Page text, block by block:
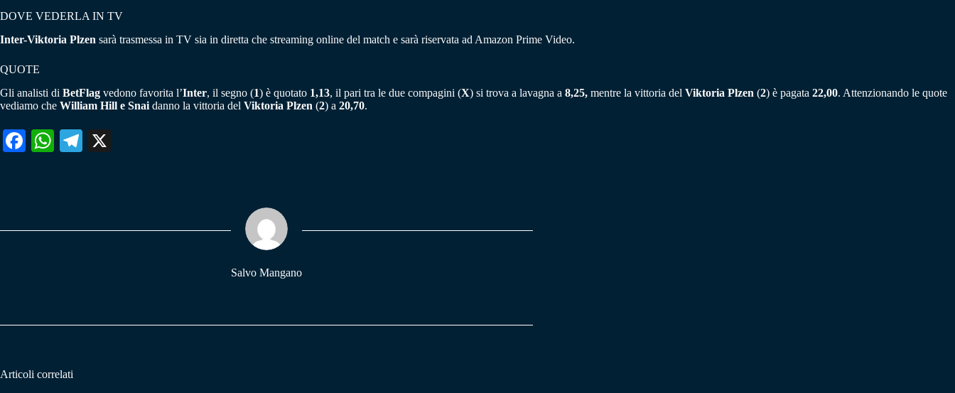
DOVE VEDERLA IN TV
Inter-Viktoria Plzen sarà trasmessa in TV sia in diretta che streaming online del match e sarà riservata ad Amazon Prime Video.
QUOTE
Gli analisti di BetFlag vedono favorita l’Inter, il segno (1) è quotato 1,13, il pari tra le due compagini (X) si trova a lavagna a 8,25, mentre la vittoria del Viktoria Plzen (2) è pagata 22,00. Attenzionando le quote
vediamo che William Hill e Snai danno la vittoria del Viktoria Plzen (2) a 20,70.
Fa W
pp
Te
m
Salvo Mangano
Articoli correlati